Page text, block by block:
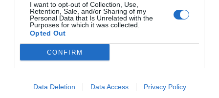
I want to opt-out of Collection, Use,
Retention, Sale, and/or Sharing of my
Personal Data that Is Unrelated with the
Purposes for which it was collected.
Opted Out
CONFIRM
Data Deletion Data Access Privacy Policy